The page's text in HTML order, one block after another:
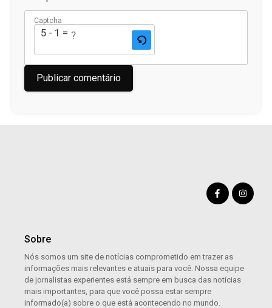
Captcha
5 - 1 = ?
Sobre
Nós somos um site de notícias comprometido em trazer as
informações mais relevantes e atuais para você. Nossa equipe
de jornalistas experientes está sempre em busca das notícias
mais importantes, para que você possa estar sempre
informado(a) sobre o que está acontecendo no mundo.